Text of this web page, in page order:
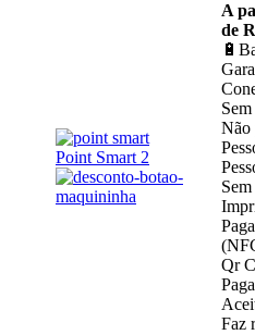
Point Smart 2
A
de
Não
Qr
Faz